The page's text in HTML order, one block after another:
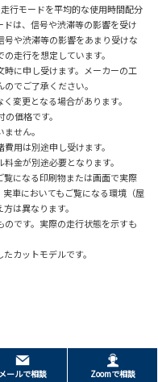
行モードを平均的な使用時間配分
は、信号や渋滞等の影響を受け
や渋滞等の影響をあまり受けな
走行を想定しています。
に申し受けます。メーカーの工
でご了承ください。
変更となる場合があります。
価格です。
せん。
用は別途申し受けます。
金が別途必要となります。
になる印刷物または画面で実際
車においてもご覧になる環境（屋
は異なります。
です。実際の走行状態を示すも
カットモデルです。
メールで相談 Zoomで相談